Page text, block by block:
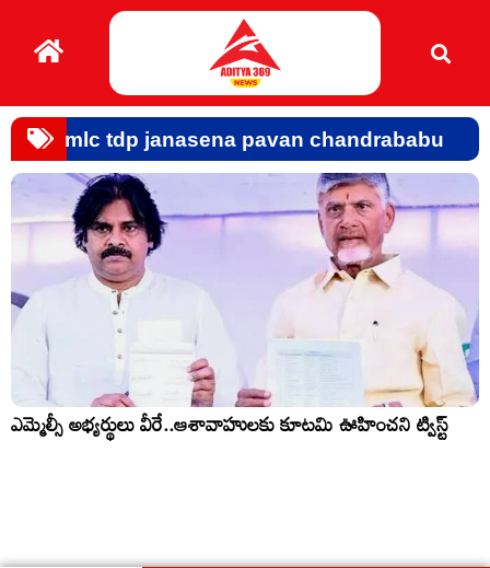
mlc tdp janasena pavan chandrababu
ఎమ్మెల్సీ అభ్య‌ర్థులు వీరే..ఆశావాహుల‌కు కూట‌మి ఊహించ‌ని ట్విస్ట్‌